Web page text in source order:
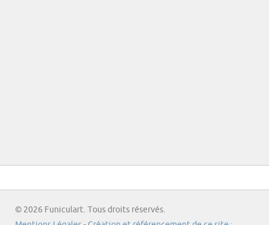
© 2026 Funiculart. Tous droits réservés.